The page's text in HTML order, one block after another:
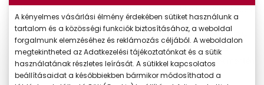
szokásaiból inspirálódott. A hippi mozgalom a 60-as és 70-es
években megjelenő, lázadó szemléletű szubkultúra, amely az USA-
ból indult és az egész világot meghódította. Ezzel szemben a
diszkózenét kedvelők csoportja egy kevésbé ideológiai elvek mentén
szerveződött szubkultúra. A disco, amely a világ egyik
A kényelmes vásárlási élmény érdekében sütiket használunk a
tartalom és a közösségi funkciók biztosításához, a weboldal
forgalmunk elemzéséhez és reklámozás céljából. A weboldalon
megtekintheted az Adatkezelési tájékoztatónkat és a sütik
használatának részletes leírását. A sütikkel kapcsolatos
beállításaidat a későbbiekben bármikor módosíthatod a